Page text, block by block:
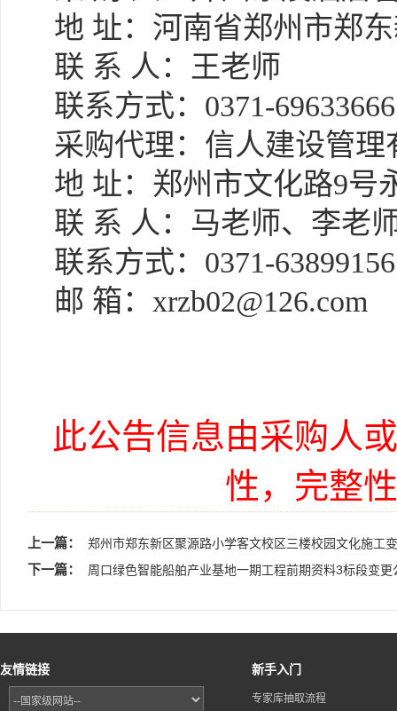
地 址：河南省郑州市郑
联 系 人： 王老师
联系方式： 0371-69633666
采购代理：信人建设管理
地 址：郑州市文化路9号
联 系 人： 马老师、李老
联系方式： 0371-63899156
邮 箱： xrzb02@126.com
此公告信息由采购人
性，完整
上一篇： 郑州市郑东新区聚源路小学客文校区三楼校园文化施工
下一篇： 周口绿色智能船舶产业基地一期工程前期资料3标段变更
友情链接 新手入门
专家库抽取流程